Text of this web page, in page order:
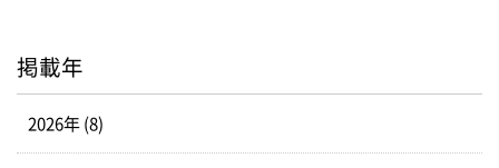
掲載年
2026年 (8)